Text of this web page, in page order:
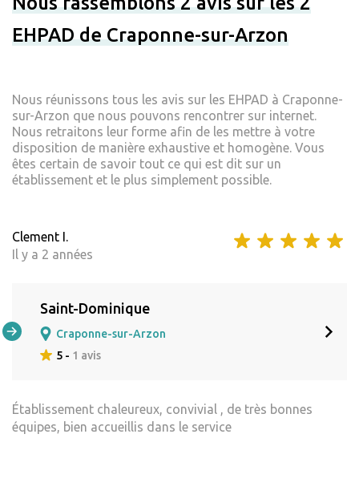
EHPAD de Craponne-sur-Arzon
Nous réunissons tous les avis sur les EHPAD à Craponne-
sur-Arzon que nous pouvons rencontrer sur internet.
Nous retraitons leur forme afin de les mettre à votre
disposition de manière exhaustive et homogène. Vous
êtes certain de savoir tout ce qui est dit sur un
établissement et le plus simplement possible.
Clement I.
Il y a 2 années
Saint-Dominique
Craponne-sur-Arzon
5 - 1 avis
Établissement chaleureux, convivial , de très bonnes
équipes, bien accueillis dans le service